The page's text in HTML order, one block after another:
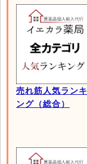
売れ筋人気ランキ
ング（総合）